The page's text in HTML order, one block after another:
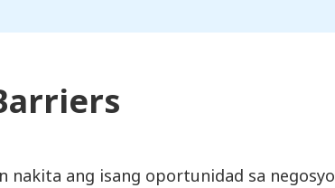
nakita ang isang oportunidad sa negosyo